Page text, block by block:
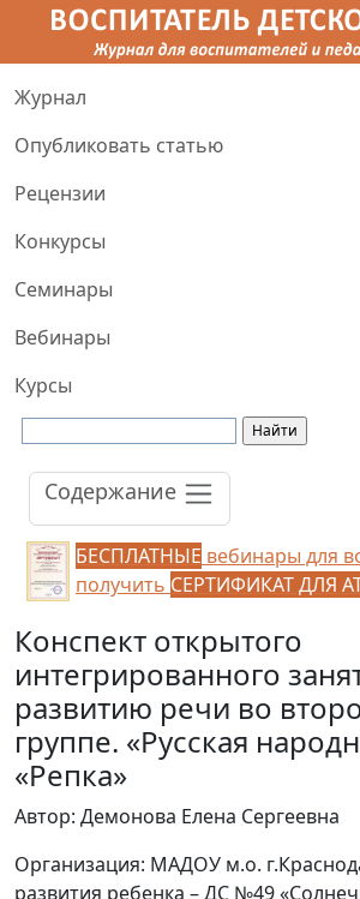
Журнал
Опубликовать статью
Рецензии
Конкурсы
Семинары
Вебинары
Курсы
Содержание
БЕСПЛАТНЫЕ вебинары для
получить СЕРТИФИКАТ ДЛЯ
Конспект открытого
интегрированного
развитию речи во
группе. «Русская
«Репка»
Автор: Демонова Елена Сергеевна
Организация: МАДОУ м.о.
развития ребенка – ДС №49